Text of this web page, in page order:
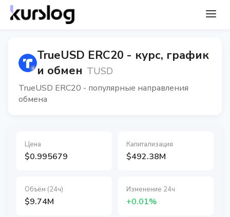
TrueUSD ERC20 - курс, график
и обмен TUSD
TrueUSD ERC20 - популярные направления
обмена
Цена
$0.995679
Капитализация
$492.38M
Объём (24ч)
$9.74M
Изменение 24ч
+0.01%